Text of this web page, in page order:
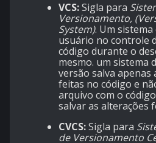
VCS:Sigla para
Versionamento,
System). Um
usuário no controle
código durante o
mesmo. um sistema
versão salva apenas
feitas no código e
arquivo com o
salvar as alterações
CVCS:Sigla para
de Versionamento